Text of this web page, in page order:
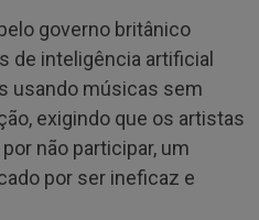
governo britânico
de inteligência artificial
usando músicas sem
exigindo que os artistas
não participar, um
por ser ineficaz e